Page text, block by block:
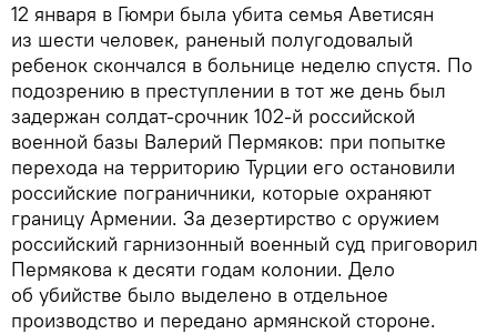
12 января в Гюмри была убита семья Аветисян
из шести человек, раненый полугодовалый
ребенок скончался в больнице неделю спустя. По
подозрению в преступлении в тот же день был
задержан солдат-срочник 102-й российской
военной базы Валерий Пермяков: при попытке
перехода на территорию Турции его остановили
российские пограничники, которые охраняют
границу Армении. За дезертирство с оружием
российский гарнизонный военный суд приговорил
Пермякова к десяти годам колонии. Дело
об убийстве было выделено в отдельное
производство и передано армянской стороне.